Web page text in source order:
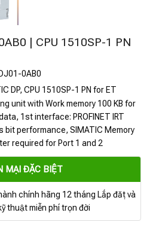
| CPU 1510SP-1 PN
0AB0
DP, CPU 1510SP-1 PN for ET
unit with Work memory 100 KB for
1st interface: PROFINET IRT
performance, SIMATIC Memory
required for Port 1 and 2
MẠI ĐẶC BIỆT
chính hãng 12 tháng Lắp đặt và
thuật miễn phí trọn đời